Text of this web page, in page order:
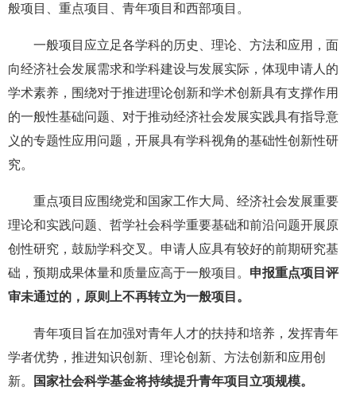
般项目、重点项目、青年项目和西部项目。
一般项目应立足各学科的历史、理论、方法和应用，面
向经济社会发展需求和学科建设与发展实际，体现申请人的
学术素养，围绕对于推进理论创新和学术创新具有支撑作用
的一般性基础问题、对于推动经济社会发展实践具有指导意
义的专题性应用问题，开展具有学科视角的基础性创新性研
究。
重点项目应围绕党和国家工作大局、经济社会发展重要
理论和实践问题、哲学社会科学重要基础和前沿问题开展原
创性研究，鼓励学科交叉。申请人应具有较好的前期研究基
础，预期成果体量和质量应高于一般项目。 申报重点项目评
审未通过的，原则上不再转立为一般项目。
青年项目旨在加强对青年人才的扶持和培养，发挥青年
学者优势，推进知识创新、理论创新、方法创新和应用创
新。
国家社会科学基金将持续提升青年项目立项规模。